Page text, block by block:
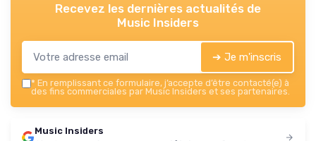
Recevez les dernières actualités de
Music Insiders
➔ Je m'inscris
* En remplissant ce formulaire, j’accepte d’être contacté(e) à
des fins commerciales par Music Insiders et ses partenaires.
Music Insiders